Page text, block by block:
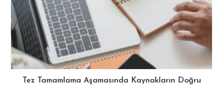
Tez Tamamlama Aşamasında Kaynakların Doğru